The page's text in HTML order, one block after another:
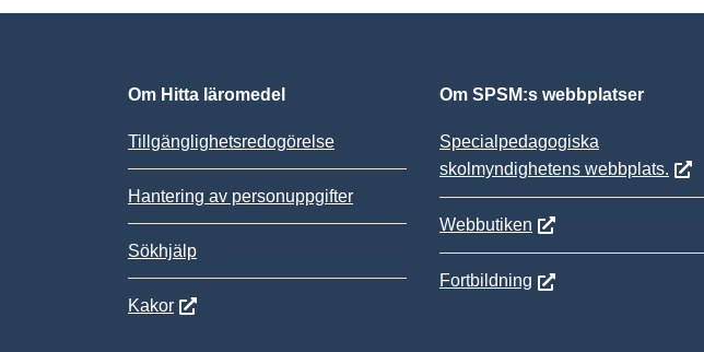
Om Hitta läromedel
Tillgänglighetsredogörelse
Hantering av personuppgifter
Sökhjälp
Kakor
Om SPSM:s webbplatser
Specialpedagogiska
skolmyndighetens webbplats.
Webbutiken
Fortbildning